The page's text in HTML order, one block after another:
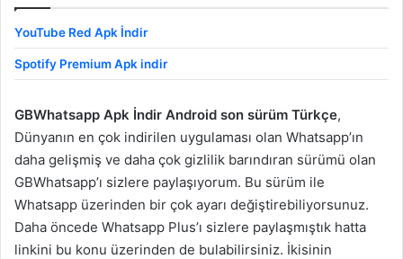
YouTube Red Apk İndir
Spotify Premium Apk indir
GBWhatsapp Apk İndir Android son sürüm Türkçe,
Dünyanın en çok indirilen uygulaması olan Whatsapp’ın
daha gelişmiş ve daha çok gizlilik barındıran sürümü olan
GBWhatsapp’ı sizlere paylaşıyorum. Bu sürüm ile
Whatsapp üzerinden bir çok ayarı değiştirebiliyorsunuz.
Daha öncede Whatsapp Plus’ı sizlere paylaşmıştık hatta
linkini bu konu üzerinden de bulabilirsiniz. İkisinin